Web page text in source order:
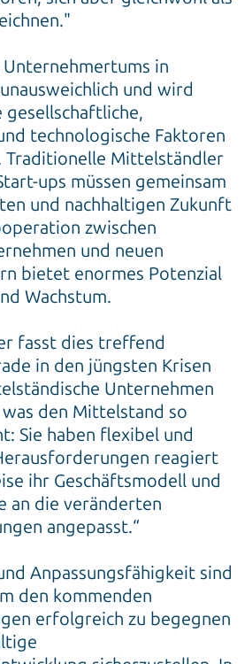
in
und wird
technologische Faktoren
Mittelständler
ups müssen gemeinsam
und nachhaltigen Zukunft
zwischen
und neuen
bietet enormes Potenzial
Wachstum.
fasst dies treffend
in den jüngsten Krisen
Unternehmen
den Mittelstand so
Sie haben flexibel und
reagiert
ihr Geschäftsmodell und
an die veränderten
angepasst.“
Anpassungsfähigkeit sind
den kommenden
erfolgreich zu begegnen
sicherzustellen. In
Jahren wird die